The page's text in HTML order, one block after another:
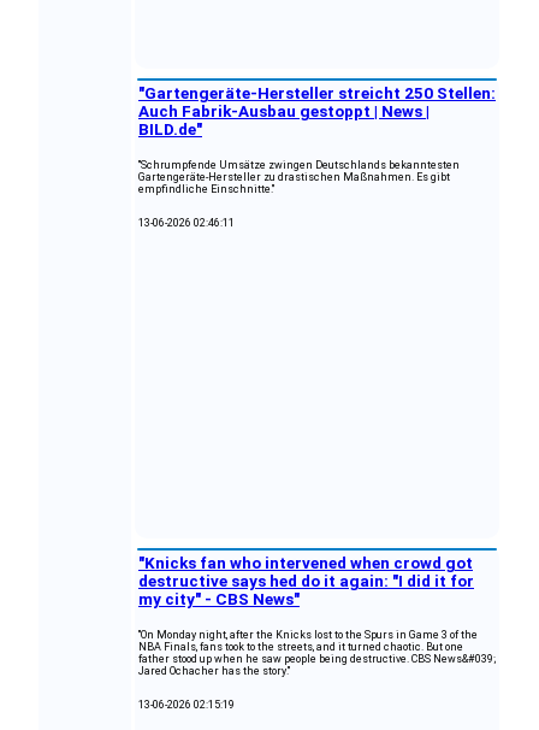
"Gartengeräte-Hersteller streicht 250 Stellen:
Auch Fabrik-Ausbau gestoppt | News |
BILD.de"
"Schrumpfende Umsätze zwingen Deutschlands bekanntesten
Gartengeräte-Hersteller zu drastischen Maßnahmen. Es gibt
empfindliche Einschnitte."
13-06-2026 02:46:11
"Knicks fan who intervened when crowd got
destructive says hed do it again: "I did it for
my city" - CBS News"
"On Monday night, after the Knicks lost to the Spurs in Game 3 of the
NBA Finals, fans took to the streets, and it turned chaotic. But one
father stood up when he saw people being destructive. CBS News&#039;
Jared Ochacher has the story."
13-06-2026 02:15:19